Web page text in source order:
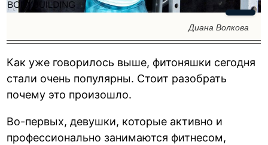
Диана Волкова
Как уже говорилось выше, фитоняшки сегодня
стали очень популярны. Стоит разобрать
почему это произошло.
Во-первых, девушки, которые активно и
профессионально занимаются фитнесом,